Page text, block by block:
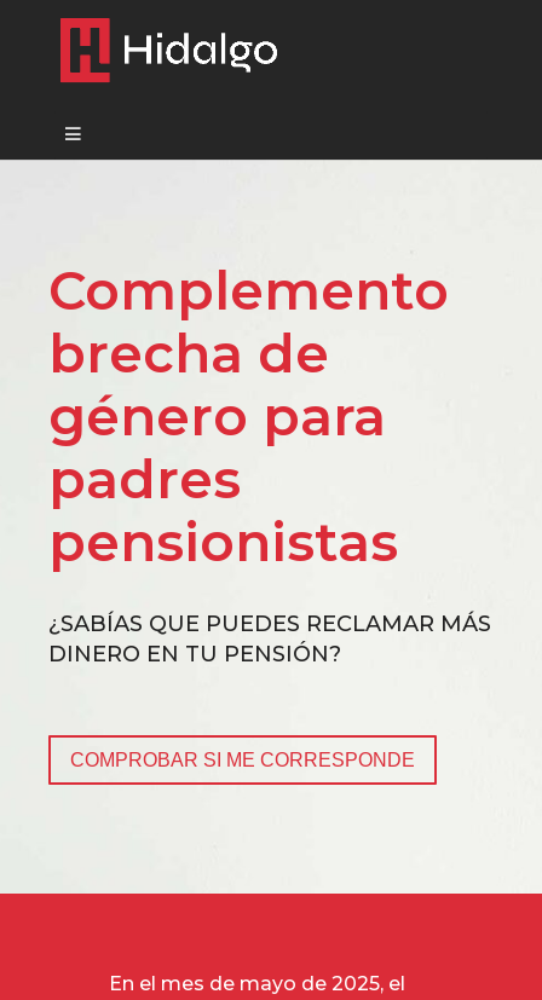
Complemento
brecha de
género para
padres
pensionistas
¿SABÍAS QUE PUEDES RECLAMAR MÁS
DINERO EN TU PENSIÓN?
COMPROBAR SI ME CORRESPONDE
En el mes de mayo de 2025, el